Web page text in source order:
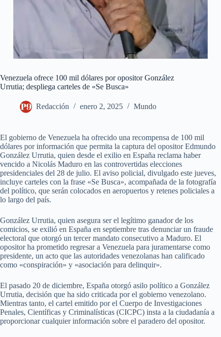
Venezuela ofrece 100 mil dólares por opositor González
Urrutia; despliega carteles de «Se Busca»
Redacción enero 2, 2025 Mundo
El gobierno de Venezuela ha ofrecido una recompensa de 100 mil
dólares por información que permita la captura del opositor Edmundo
González Urrutia, quien desde el exilio en España reclama haber
vencido a Nicolás Maduro en las controvertidas elecciones
presidenciales del 28 de julio. El aviso policial, divulgado este jueves,
incluye carteles con la frase «Se Busca», acompañada de la fotografía
del político, que serán colocados en aeropuertos y retenes policiales a
lo largo del país.
González Urrutia, quien asegura ser el legítimo ganador de los
comicios, se exilió en España en septiembre tras denunciar un fraude
electoral que otorgó un tercer mandato consecutivo a Maduro. El
opositor ha prometido regresar a Venezuela para juramentarse como
presidente, un acto que las autoridades venezolanas han calificado
como «conspiración» y «asociación para delinquir».
El pasado 20 de diciembre, España otorgó asilo político a González
Urrutia, decisión que ha sido criticada por el gobierno venezolano.
Mientras tanto, el cartel emitido por el Cuerpo de Investigaciones
Penales, Científicas y Criminalísticas (CICPC) insta a la ciudadanía a
proporcionar cualquier información sobre el paradero del opositor.